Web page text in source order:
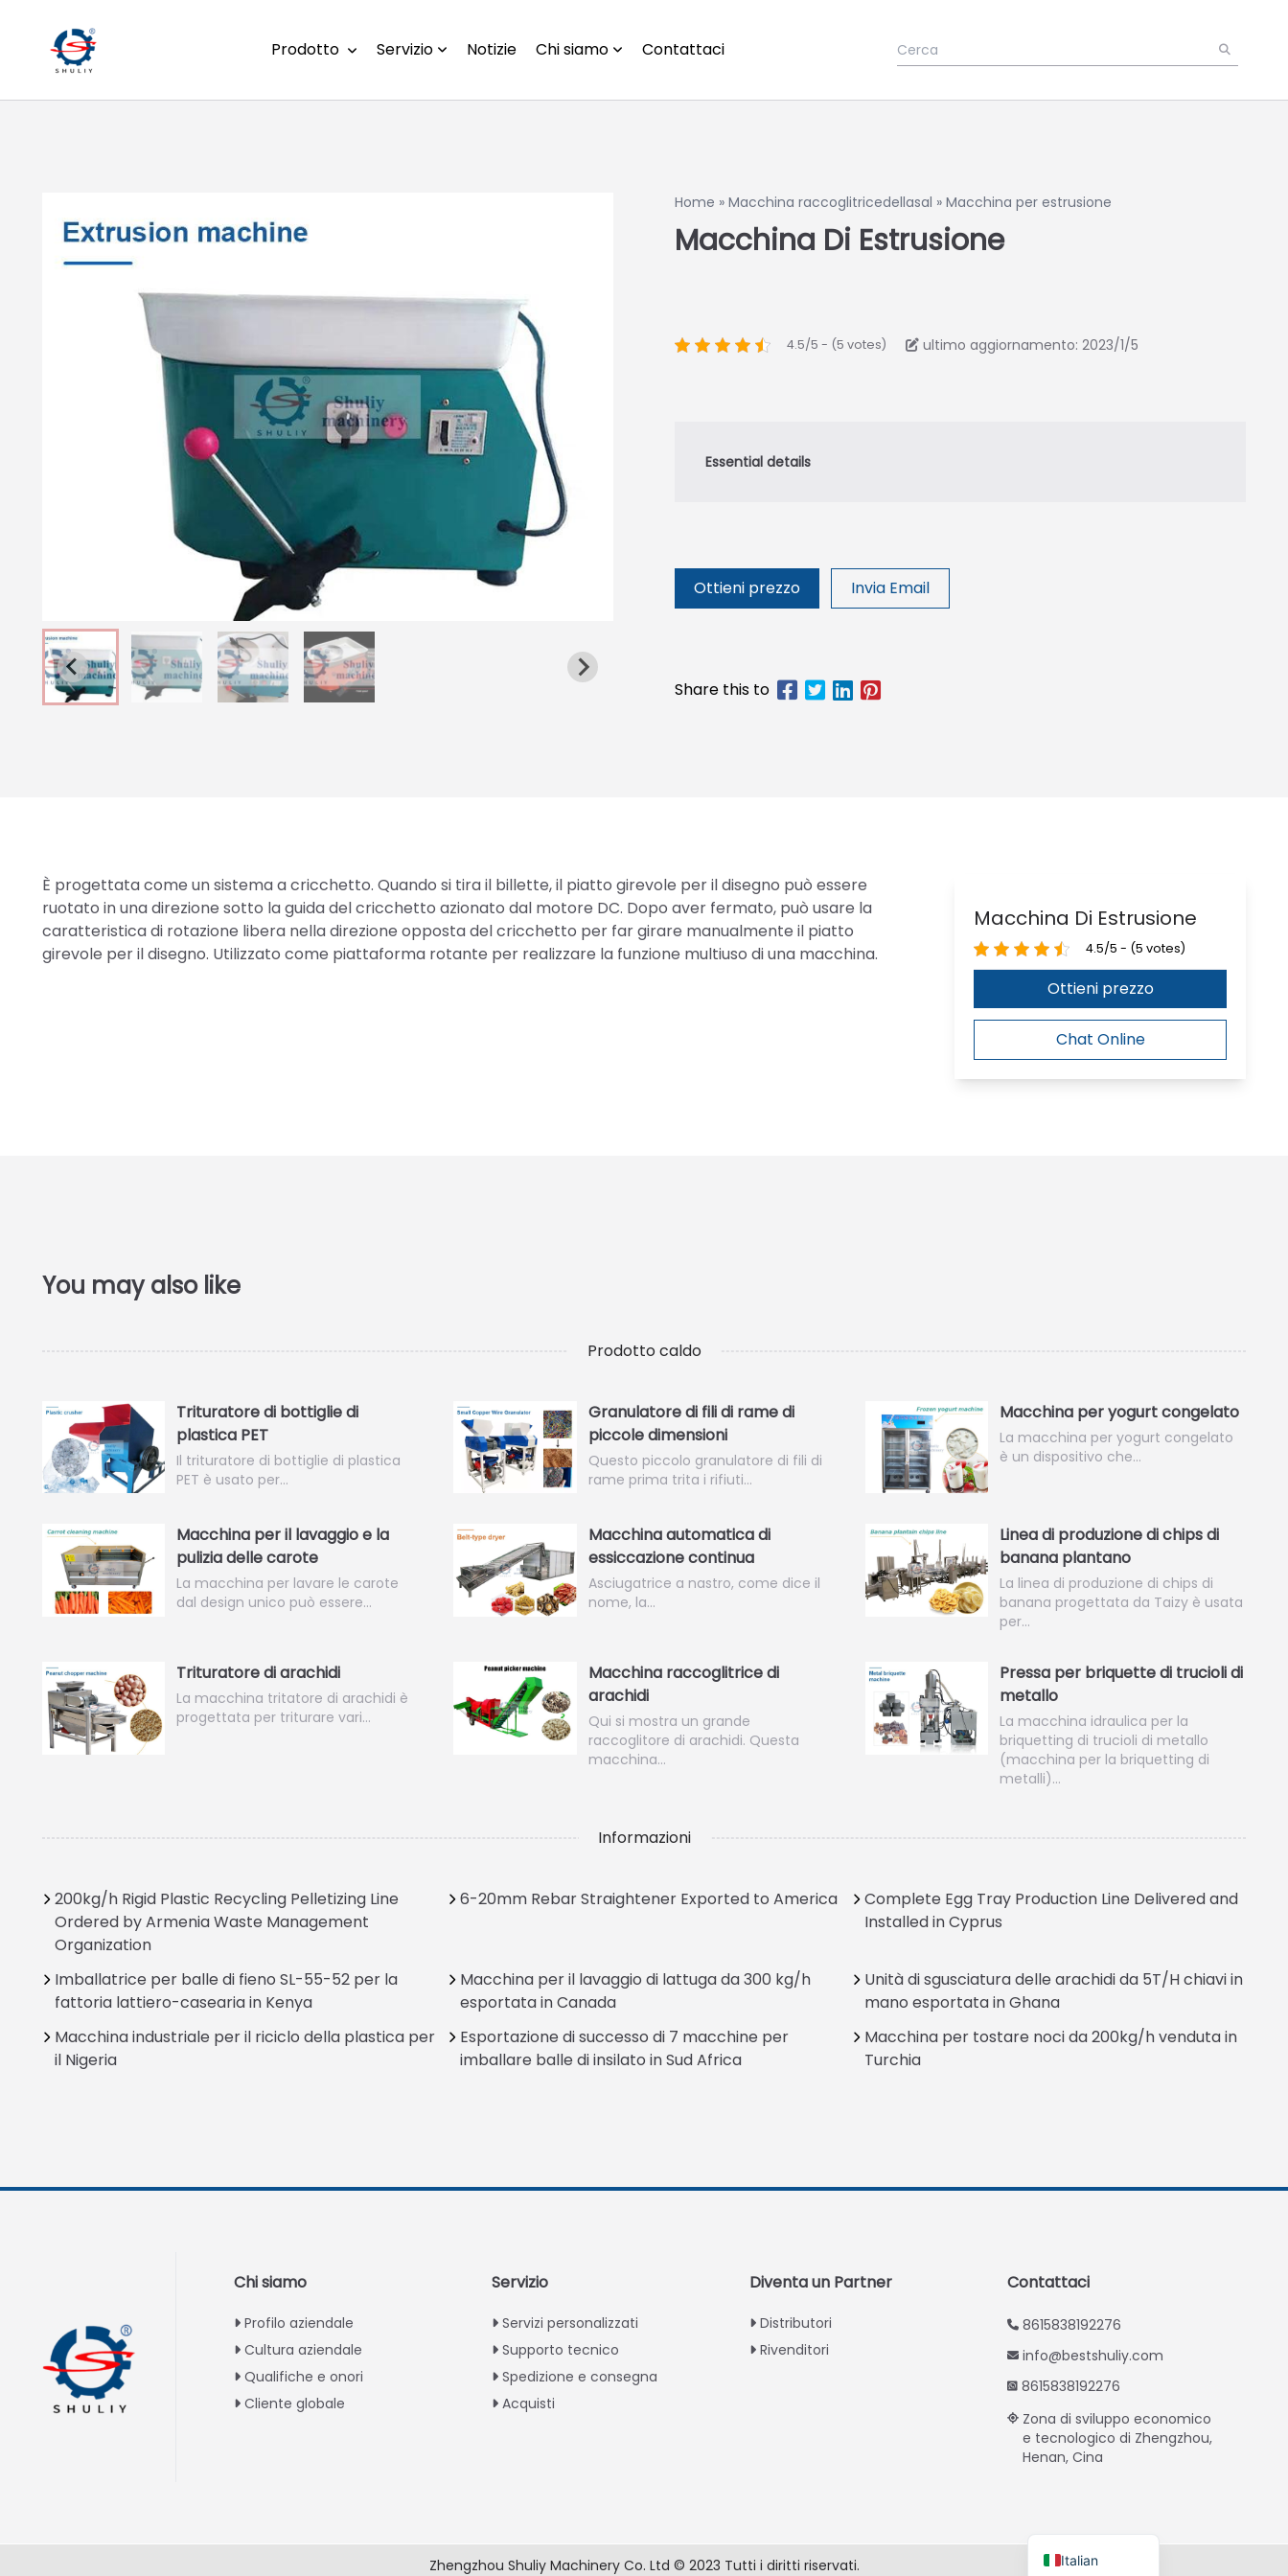
Prodotto Servizio Notizie Chi siamo Contattaci
Home » Macchina raccoglitricedellasal » Macchina per estrusione
Macchina Di Estrusione
4.5/5 - (5 votes) ultimo aggiornamento: 2023/1/5
Ottieni prezzo Invia Email
È progettata come un sistema a cricchetto. Quando si tira il billette, il piatto girevole per il disegno può essere
ruotato in una direzione sotto la guida del cricchetto azionato dal motore DC. Dopo aver fermato, può usare la
caratteristica di rotazione libera nella direzione opposta del cricchetto per far girare manualmente il piatto
girevole per il disegno. Utilizzato come piattaforma rotante per realizzare la funzione multiuso di una macchina.
Macchina Di Estrusione
4.5/5 - (5 votes)
Ottieni prezzo
Chat Online
Prodotto caldo
Trituratore di bottiglie di
plastica PET
Il trituratore di bottiglie di plastica
PET è usato per…
Granulatore di fili di rame di
piccole dimensioni
Questo piccolo granulatore di fili di
rame prima trita i rifiuti…
Macchina per yogurt congelato
La macchina per yogurt congelato
è un dispositivo che…
Macchina per il lavaggio e la
pulizia delle carote
La macchina per lavare le carote
dal design unico può essere…
Macchina automatica di
essiccazione continua
Asciugatrice a nastro, come dice il
nome, la…
Linea di produzione di chips di
banana plantano
La linea di produzione di chips di
banana progettata da Taizy è usata
per…
Trituratore di arachidi
La macchina tritatore di arachidi è
progettata per triturare vari…
Macchina raccoglitrice di
arachidi
Qui si mostra un grande
raccoglitore di arachidi. Questa
macchina…
Pressa per briquette di trucioli di
metallo
La macchina idraulica per la
briquetting di trucioli di metallo
(macchina per la briquetting di
metalli)…
Informazioni
200kg/h Rigid Plastic Recycling Pelletizing Line
Ordered by Armenia Waste Management
Organization
6-20mm Rebar Straightener Exported to America
Complete Egg Tray Production Line Delivered and
Installed in Cyprus
Imballatrice per balle di fieno SL-55-52 per la
fattoria lattiero-casearia in Kenya
Macchina per il lavaggio di lattuga da 300 kg/h
esportata in Canada
Unità di sgusciatura delle arachidi da 5T/H chiavi in
mano esportata in Ghana
Macchina industriale per il riciclo della plastica per
il Nigeria
Esportazione di successo di 7 macchine per
imballare balle di insilato in Sud Africa
Macchina per tostare noci da 200kg/h venduta in
Turchia
Chi siamo
Profilo aziendale
Cultura aziendale
Qualifiche e onori
Cliente globale
Servizio
Servizi personalizzati
Supporto tecnico
Spedizione e consegna
Acquisti
Diventa un Partner
Distributori
Rivenditori
Contattaci
8615838192276
info@bestshuliy.com
8615838192276
Zona di sviluppo economico
e tecnologico di Zhengzhou,
Henan, Cina
Zhengzhou Shuliy Machinery Co. Ltd © 2023 Tutti i diritti riservati. Italian
French
German
Hindi